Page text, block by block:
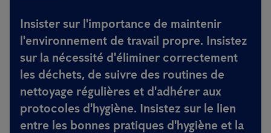
Insister sur l'importance de maintenir
l'environnement de travail propre. Insistez
sur la nécessité d'éliminer correctement
les déchets, de suivre des routines de
nettoyage régulières et d'adhérer aux
protocoles d'hygiène. Insistez sur le lien
entre les bonnes pratiques d'hygiène et la